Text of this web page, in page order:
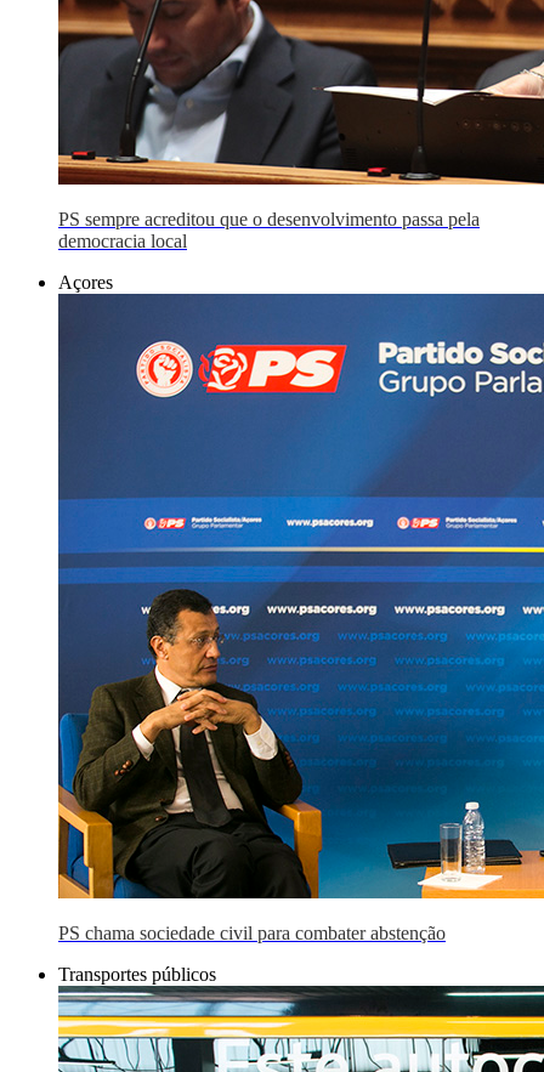
PS sempre acreditou que o desenvolvimento passa pela
democracia local
Açores
PS chama sociedade civil para combater abstenção
Transportes públicos